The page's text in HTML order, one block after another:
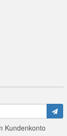
Kundenkonto